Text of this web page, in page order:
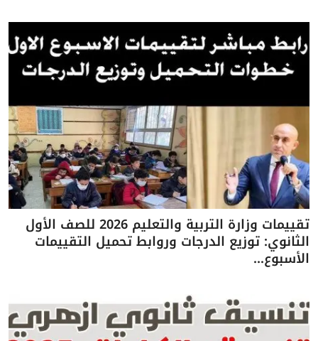
تقييمات وزارة التربية والتعليم 2026 للصف الأول
الثانوي: توزيع الدرجات وروابط تحميل التقييمات
الأسبوع...